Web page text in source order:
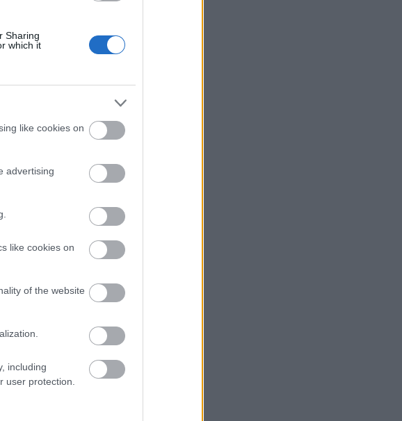
Sharing
which it
like cookies on
advertising
like cookies on
of the website
including
user protection.
indult